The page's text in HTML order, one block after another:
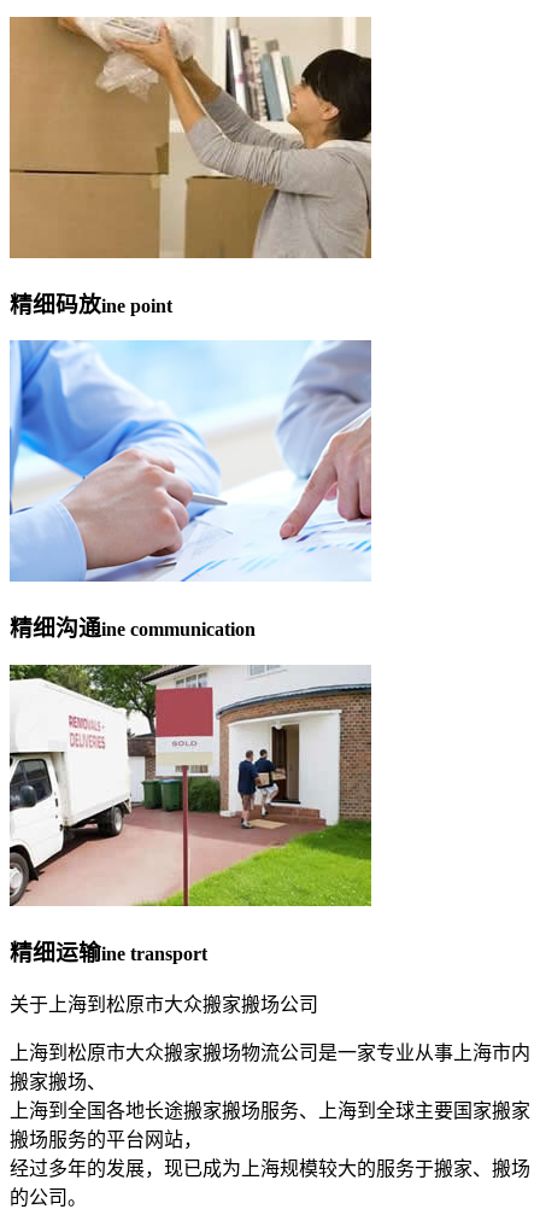
精细码放ine point
精细沟通ine communication
精细运输ine transport
关于上海到松原市大众搬家搬场公司
上海到松原市大众搬家搬场物流公司是一家专业从事上海市内
搬家搬场、
上海到全国各地长途搬家搬场服务、上海到全球主要国家搬家
搬场服务的平台网站，
经过多年的发展，现已成为上海规模较大的服务于搬家、搬场
的公司。